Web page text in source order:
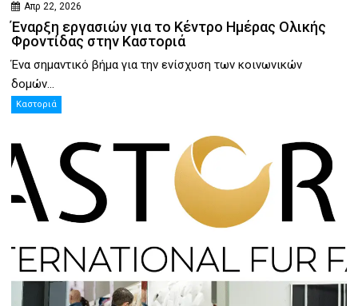
Απρ 22, 2026
Έναρξη εργασιών για το Κέντρο Ημέρας Ολικής
Φροντίδας στην Καστοριά
Ένα σημαντικό βήμα για την ενίσχυση των κοινωνικών
δομών...
Καστοριά